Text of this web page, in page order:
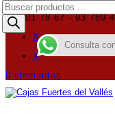
619 01 78 67 - 93 789
X
X
0 elementos
Búsqueda
de
productos
Consulta